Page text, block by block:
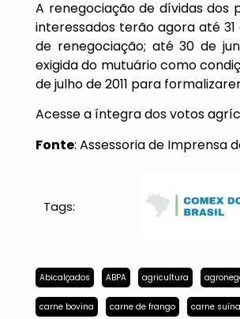
A renegociação de dívidas dos
interessados terão agora até
de renegociação; até 30 de
exigida do mutuário como
de julho de 2011 para
Acesse a íntegra dosvotos
Fonte: Assessoria de Imprensa
Tags:
Abicalçados ABPA agricultura
carne bovina carne de frango carne suína